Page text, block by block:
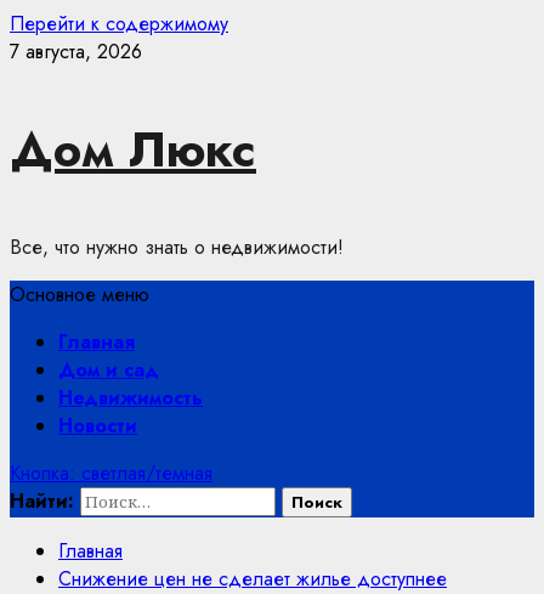
Перейти к содержимому
7 августа, 2026
Дом Люкс
Все, что нужно знать о недвижимости!
Основное меню
Главная
Дом и сад
Недвижимость
Новости
Кнопка: светлая/темная
Найти:
Главная
Снижение цен не сделает жилье доступнее